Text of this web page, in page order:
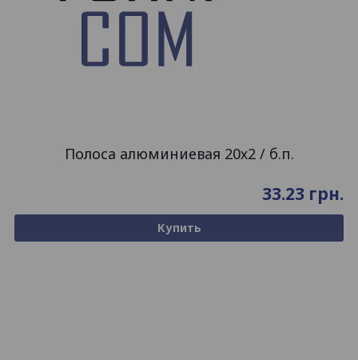
Полоса алюминиевая 20х2 / б.п.
33.23 грн.
Купить